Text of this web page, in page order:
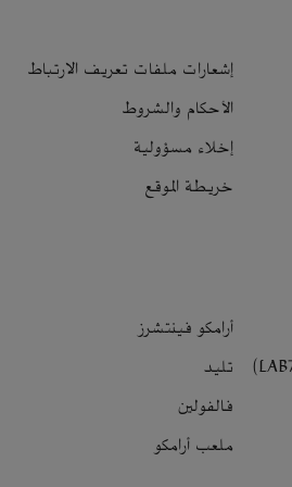
إشعارات ملفات تعريف الارتباط
الأحكام والشروط
إخلاء مسؤولية
خريطة الموقع
أرامكو فينتشرز
تليد
فالفولين
ملعب أرامكو